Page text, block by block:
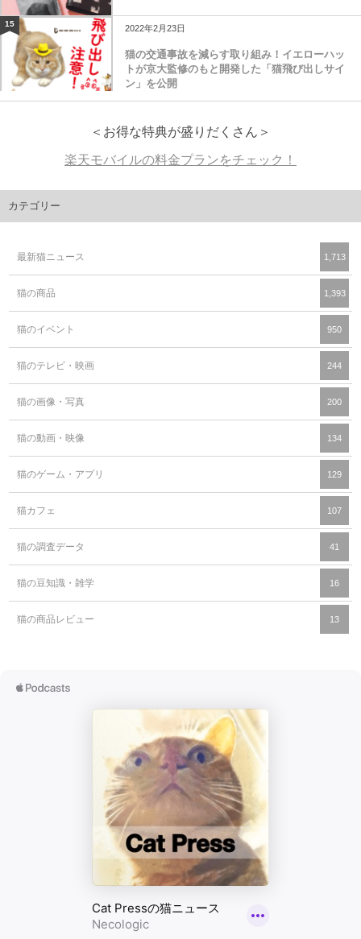
15 2022年2月23日
猫の交通事故を減らす取り組み！イエローハッ
トが京大監修のもと開発した「猫飛び出しサイ
ン」を公開
＜お得な特典が盛りだくさん＞
楽天モバイルの料金プランをチェック！
カテゴリー
最新猫ニュース 1,713
猫の商品 1,393
猫のイベント 950
猫のテレビ・映画 244
猫の画像・写真 200
猫の動画・映像 134
猫のゲーム・アプリ 129
猫カフェ 107
猫の調査データ 41
猫の豆知識・雑学 16
猫の商品レビュー 13